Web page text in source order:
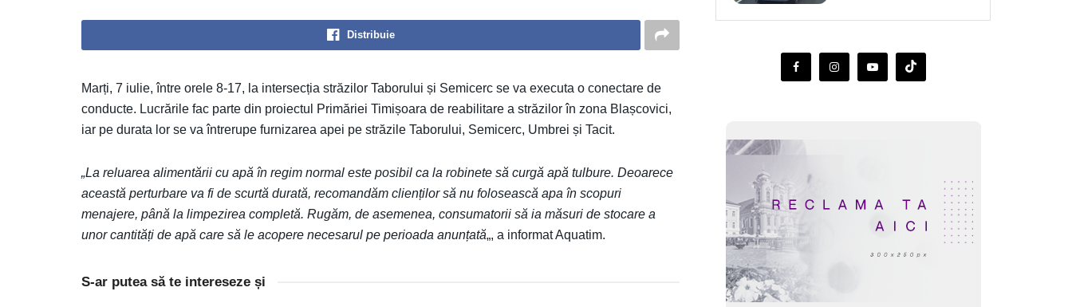
Distribuie
Marți, 7 iulie, între orele 8-17, la intersecția străzilor Taborului și Semicerc se va executa o conectare de
conducte. Lucrările fac parte din proiectul Primăriei Timișoara de reabilitare a străzilor în zona Blașcovici,
iar pe durata lor se va întrerupe furnizarea apei pe străzile Taborului, Semicerc, Umbrei și Tacit.
„La reluarea alimentării cu apă în regim normal este posibil ca la robinete să curgă apă tulbure. Deoarece
această perturbare va fi de scurtă durată, recomandăm clienților să nu folosească apa în scopuri
menajere, până la limpezirea completă. Rugăm, de asemenea, consumatorii să ia măsuri de stocare a
unor cantități de apă care să le acopere necesarul pe perioada anunțată„, a informat Aquatim.
S-ar putea să te intereseze și